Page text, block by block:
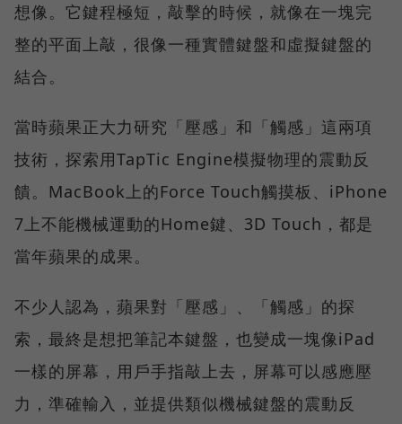
想像。它鍵程極短，敲擊的時候，就像在一塊完
整的平面上敲，很像一種實體鍵盤和虛擬鍵盤的
結合。
當時蘋果正大力研究「壓感」和「觸感」這兩項
技術，探索用TapTic Engine模擬物理的震動反
饋。MacBook上的Force Touch觸摸板、iPhone
7上不能機械運動的Home鍵、3D Touch，都是
當年蘋果的成果。
不少人認為，蘋果對「壓感」、「觸感」的探
索，最終是想把筆記本鍵盤，也變成一塊像iPad
一樣的屏幕，用戶手指敲上去，屏幕可以感應壓
力，準確輸入，並提供類似機械鍵盤的震動反